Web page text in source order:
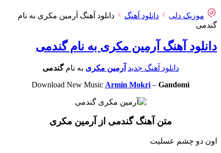
موزیک دلی دانلود آهنگ
دانلود آهنگ آرمین مکری به نام
گندمی
دانلود آهنگ آرمین مکری به نام گندمی
دانلود آهنگ جدید آرمین مکری به نامگندمی
Download New Music Armin Mokri – Gandomi
متن آهنگ گندمی از آرمین مکری
اون دو چشم عسلیت